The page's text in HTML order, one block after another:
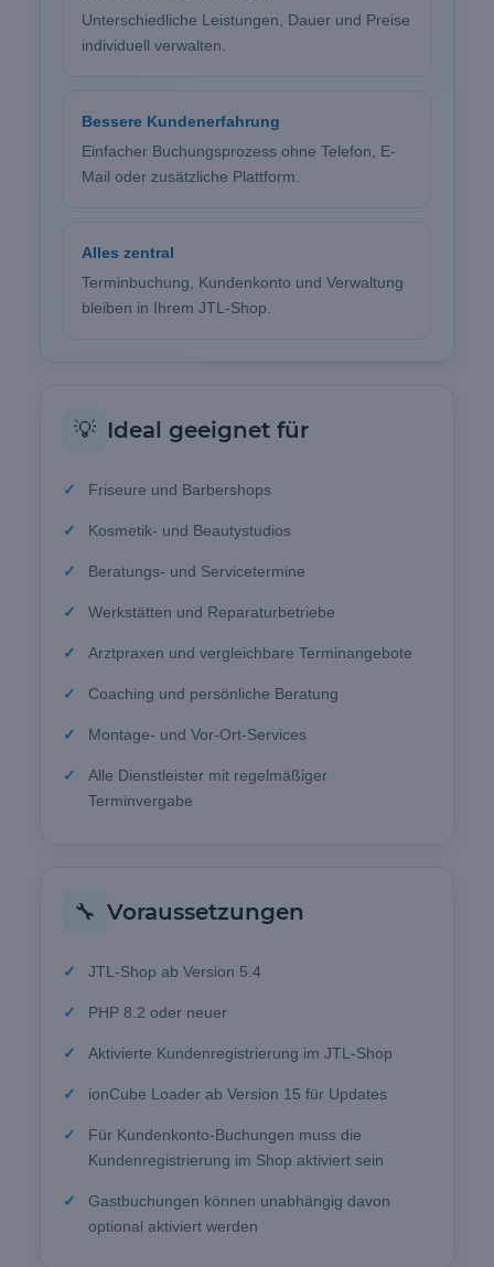
Unterschiedliche Leistungen, Dauer und Preise
individuell verwalten.
Bessere Kundenerfahrung
Einfacher Buchungsprozess ohne Telefon, E-
Mail oder zusätzliche Plattform.
Alles zentral
Terminbuchung, Kundenkonto und Verwaltung
bleiben in Ihrem JTL-Shop.
💡 Ideal geeignet für
Friseure und Barbershops
Kosmetik- und Beautystudios
Beratungs- und Servicetermine
Werkstätten und Reparaturbetriebe
Arztpraxen und vergleichbare Terminangebote
Coaching und persönliche Beratung
Montage- und Vor-Ort-Services
Alle Dienstleister mit regelmäßiger
Terminvergabe
🔧 Voraussetzungen
JTL-Shop ab Version 5.4
PHP 8.2 oder neuer
Aktivierte Kundenregistrierung im JTL-Shop
ionCube Loader ab Version 15 für Updates
Für Kundenkonto-Buchungen muss die
Kundenregistrierung im Shop aktiviert sein
Gastbuchungen können unabhängig davon
optional aktiviert werden